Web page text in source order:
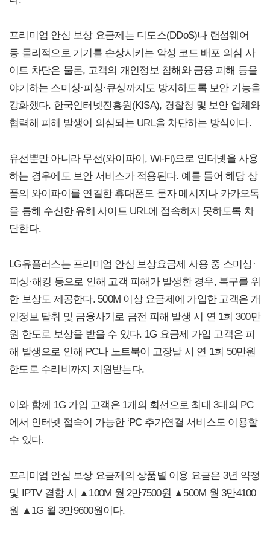
프리미엄 안심 보상 요금제는 디도스(DDoS)나 랜섬웨어
등 물리적으로 기기를 손상시키는 악성 코드 배포 의심 사
이트 차단은 물론, 고객의 개인정보 침해와 금융 피해 등을
야기하는 스미싱·피싱·큐싱까지도 방지하도록 보안 기능을
강화했다. 한국인터넷진흥원(KISA), 경찰청 및 보안 업체와
협력해 피해 발생이 의심되는 URL을 차단하는 방식이다.
유선뿐만 아니라 무선(와이파이, Wi-Fi)으로 인터넷을 사용
하는 경우에도 보안 서비스가 적용된다. 예를 들어 해당 상
품의 와이파이를 연결한 휴대폰도 문자 메시지나 카카오톡
을 통해 수신한 유해 사이트 URL에 접속하지 못하도록 차
단한다.
LG유플러스는 프리미엄 안심 보상요금제 사용 중 스미싱·
피싱·해킹 등으로 인해 고객 피해가 발생한 경우, 복구를 위
한 보상도 제공한다. 500M 이상 요금제에 가입한 고객은 개
인정보 탈취 및 금융사기로 금전 피해 발생 시 연 1회 300만
원 한도로 보상을 받을 수 있다. 1G 요금제 가입 고객은 피
해 발생으로 인해 PC나 노트북이 고장날 시 연 1회 50만원
한도로 수리비까지 지원받는다.
이와 함께 1G 가입 고객은 1개의 회선으로 최대 3대의 PC
에서 인터넷 접속이 가능한 ‘PC 추가연결 서비스도 이용할
수 있다.
프리미엄 안심 보상 요금제의 상품별 이용 요금은 3년 약정
및 IPTV 결합 시 ▲100M 월 2만7500원 ▲500M 월 3만4100
원 ▲1G 월 3만9600원이다.